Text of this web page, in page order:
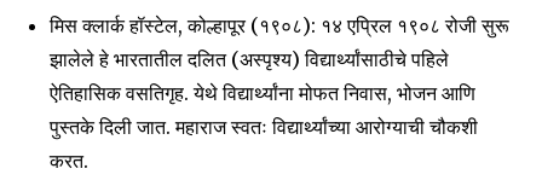
मिस क्लार्क हॉस्टेल, कोल्हापूर (१९०८): १४ एप्रिल १९०८ रोजी सुरू
झालेले हे भारतातील दलित (अस्पृश्य) विद्यार्थ्यांसाठीचे पहिले
ऐतिहासिक वसतिगृह. येथे विद्यार्थ्यांना मोफत निवास, भोजन आणि
पुस्तके दिली जात. महाराज स्वतः विद्यार्थ्यांच्या आरोग्याची चौकशी
करत.